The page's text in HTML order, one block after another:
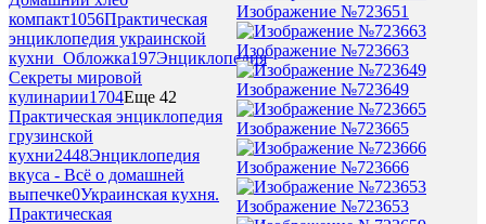
компакт1056Практическая
энциклопедия украинской
кухни_Обложка197Энциклопедия
Секреты мировой
кулинарии1704Еще 42
Практическая энциклопедия
грузинской
кухни2448Энциклопедия
вкуса - Всё о домашней
выпечке0Украинская кухня.
Практическая
Изображение №723651
Изображение №723663
Изображение №723649
Изображение №723665
Изображение №723666
Изображение №723653